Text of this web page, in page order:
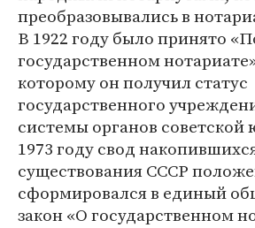
преобразовывались в
В 1922 году было принято
государственном
которому он получил статус
государственного
системы органов
1973 году свод
существования СССР
сформировался в единый
закон «О государственном